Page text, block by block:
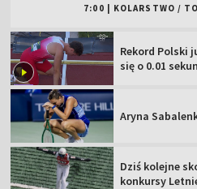
7:00 KOLARSTWO /
Rekord Polski
się o 0.01
Aryna
Dziś kolejne
konkursy